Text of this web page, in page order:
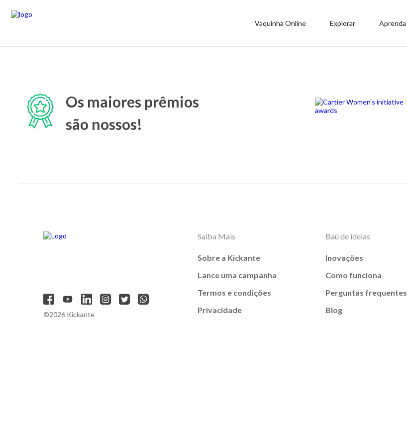
Vaquinha Online Explorar Aprenda
Os maiores prêmios
são nossos!
©2026 Kickante
Saiba Mais
Sobre a Kickante
Lance uma campanha
Termos e condições
Privacidade
Baú de ideias
Inovações
Como funciona
Perguntas frequentes
Blog